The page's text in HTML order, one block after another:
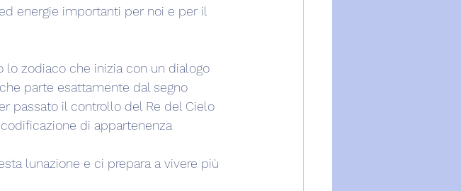
energie importanti per noi e per il
lo zodiaco che inizia con un dialogo
parte esattamente dal segno
passato il controllo del Re del Cielo
di appartenenza
lunazione e ci prepara a vivere più